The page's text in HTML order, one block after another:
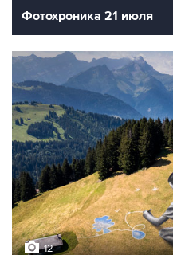
Фотохроника 21 июля
12